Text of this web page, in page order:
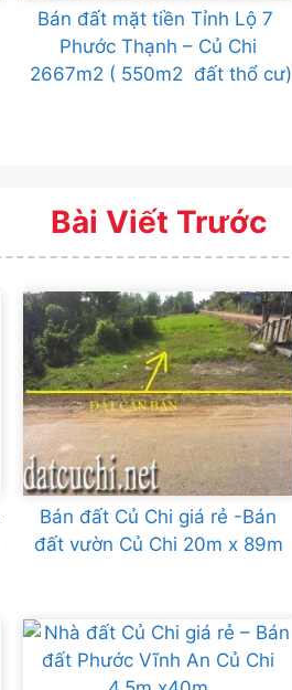
Bán đất mặt tiền Tỉnh Lộ 7
Phước Thạnh – Củ Chi
2667m2 ( 550m2 đất thổ cư)
Bài Viết Trước
Bán đất Củ Chi giá rẻ -Bán
đất vườn Củ Chi 20m x 89m